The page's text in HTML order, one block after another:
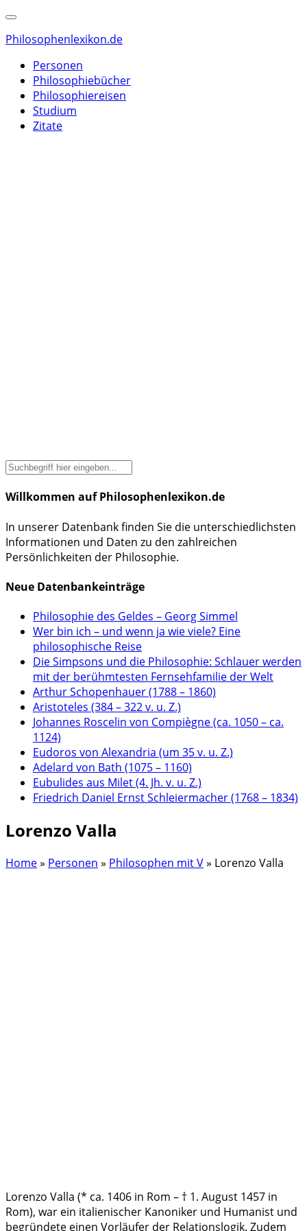
Philosophenlexikon.de
Personen
Philosophiebücher
Philosophiereisen
Studium
Zitate
Willkommen auf Philosophenlexikon.de
In unserer Datenbank finden Sie die unterschiedlichsten
Informationen und Daten zu den zahlreichen
Persönlichkeiten der Philosophie.
Neue Datenbankeinträge
Philosophie des Geldes – Georg Simmel
Wer bin ich – und wenn ja wie viele? Eine
philosophische Reise
Die Simpsons und die Philosophie: Schlauer werden
mit der berühmtesten Fernsehfamilie der Welt
Arthur Schopenhauer (1788 – 1860)
Aristoteles (384 – 322 v. u. Z.)
Johannes Roscelin von Compiègne (ca. 1050 – ca.
1124)
Eudoros von Alexandria (um 35 v. u. Z.)
Adelard von Bath (1075 – 1160)
Eubulides aus Milet (4. Jh. v. u. Z.)
Friedrich Daniel Ernst Schleiermacher (1768 – 1834)
Lorenzo Valla
Home» Personen » Philosophen mit V» Lorenzo Valla
Lorenzo Valla (* ca. 1406 in Rom – † 1. August 1457 in
Rom), war ein italienischer Kanoniker und Humanist und
begründete einen Vorläufer der Relationslogik. Zudem